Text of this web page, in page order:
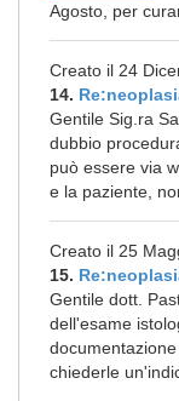
Agosto, per
Creato il 24
14.
Gentile Sig.ra
dubbio
può essere via
e la paziente,
Creato il 25
15.
Gentile dott.
dell'esame
chiederle